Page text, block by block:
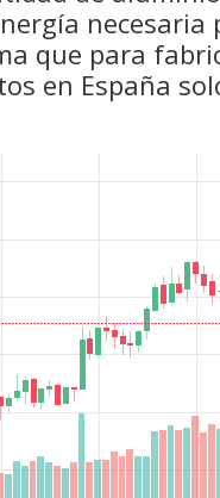
necesaria
que para
en España